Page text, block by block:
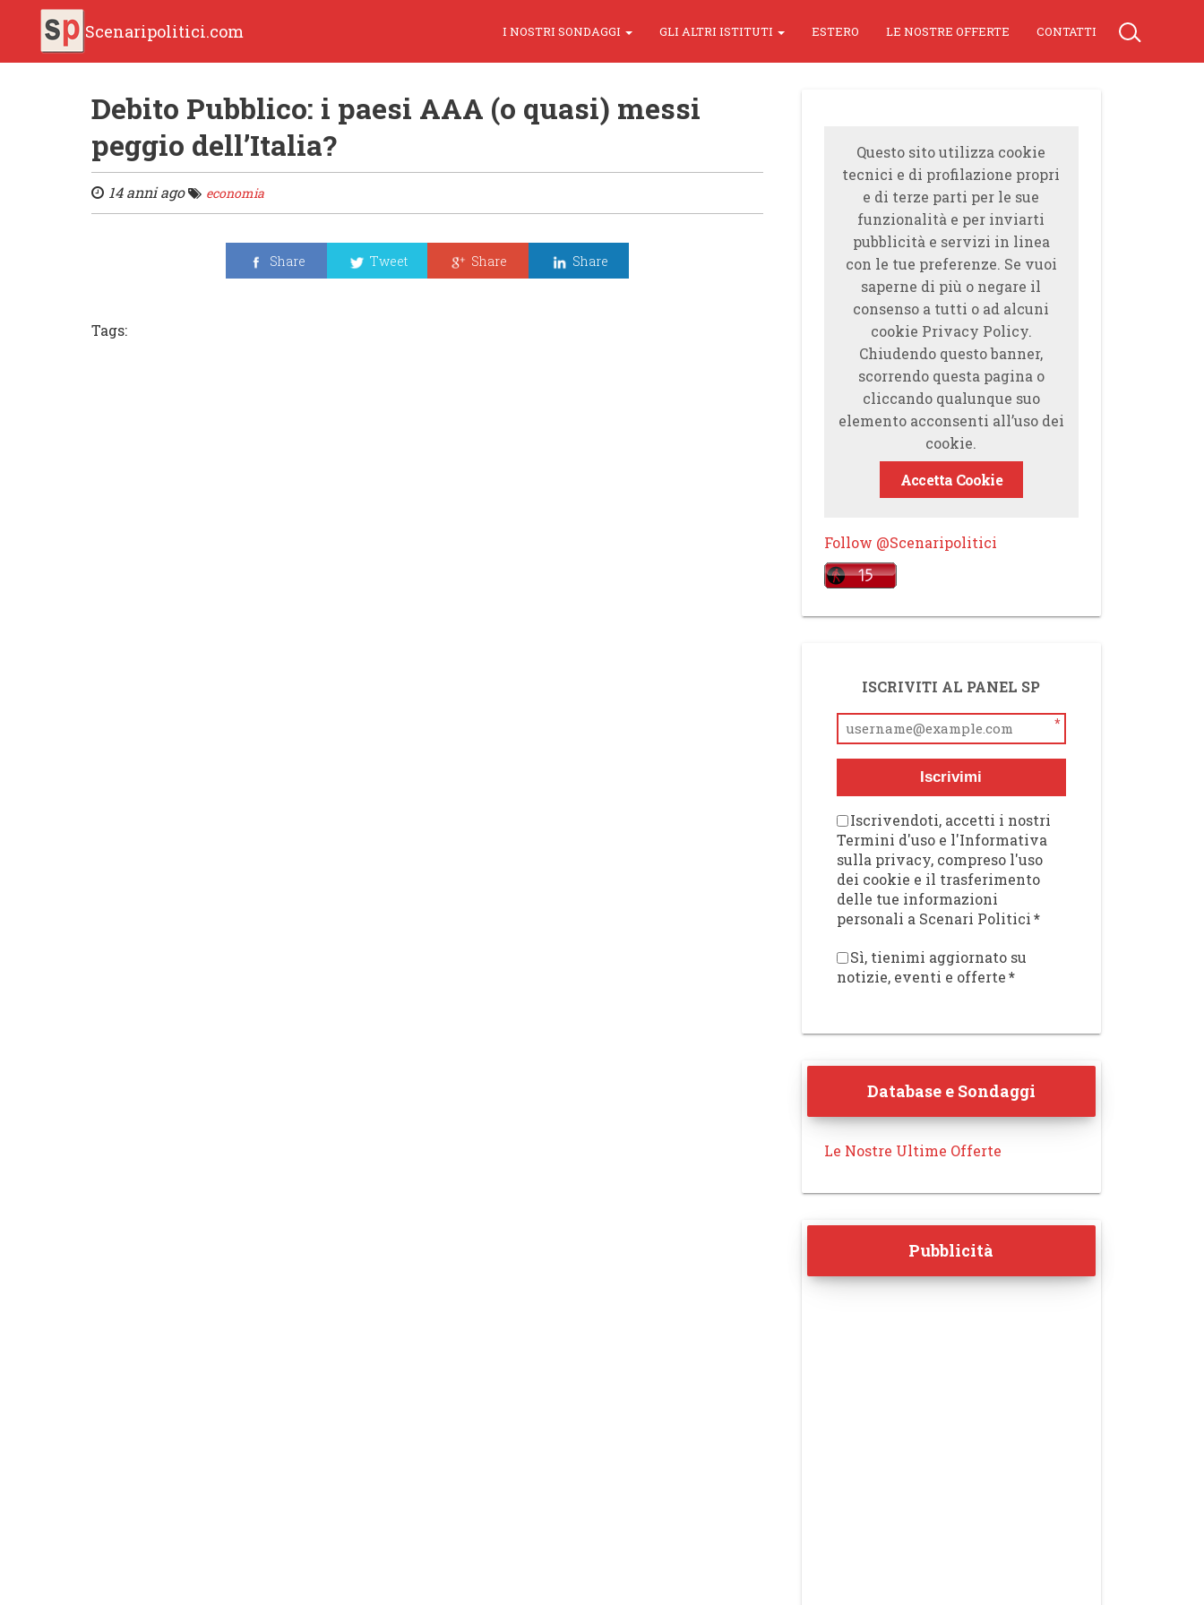
Scenaripolitici.com I NOSTRI SONDAGGI GLI ALTRI ISTITUTI ESTERO LE NOSTRE OFFERTE CONTATTI
Debito Pubblico: i paesi AAA (o quasi) messi
peggio dell’Italia?
14 anni ago economia
Share Tweet Share Share
Tags:
Questo sito utilizza cookie
tecnici e di profilazione propri
e di terze parti per le sue
funzionalità e per inviarti
pubblicità e servizi in linea
con le tue preferenze. Se vuoi
saperne di più o negare il
consenso a tutti o ad alcuni
cookie Privacy Policy.
Chiudendo questo banner,
scorrendo questa pagina o
cliccando qualunque suo
elemento acconsenti all’uso dei
cookie.
Accetta Cookie
Follow @Scenaripolitici
ISCRIVITI AL PANEL SP
*
Iscrivimi
Iscrivendoti, accetti i nostri
Termini d'uso e l'Informativa
sulla privacy, compreso l'uso
dei cookie e il trasferimento
delle tue informazioni
personali a Scenari Politici*
Sì, tienimi aggiornato su
notizie, eventi e offerte*
Database e Sondaggi
Le Nostre Ultime Offerte
Pubblicità